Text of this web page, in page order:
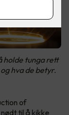
holde tunga rett
hva de betyr.
of
til å kikke